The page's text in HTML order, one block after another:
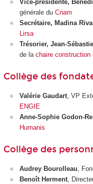
Vice-présidente,
générale du Cnam
Secrétaire, Madina Rival
Lirsa
Trésorier, Jean-
de la chaire construction
Collège des
Valérie Gaudart, VP
ENGIE
Anne-Sophie Godon-
Humanis
Collège des
Audrey Bourolleau,
Benoît Herment,